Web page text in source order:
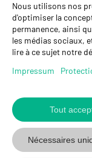
GYSO SA
Succursale
Chemin de
1023 Crissier
+41 21 637 70 90
www.gyso.ch
suivez
GYSO
GYSO
Nous utilisons nos
d'optimiser la
permanence, ainsi
les médias sociaux,
lire à ce sujet notre
Impressum
Tout
Nécessaires